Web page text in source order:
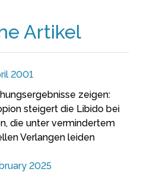
Artikel
2001
zeigen:
steigert die Libido bei
die unter vermindertem
Verlangen leiden
2025